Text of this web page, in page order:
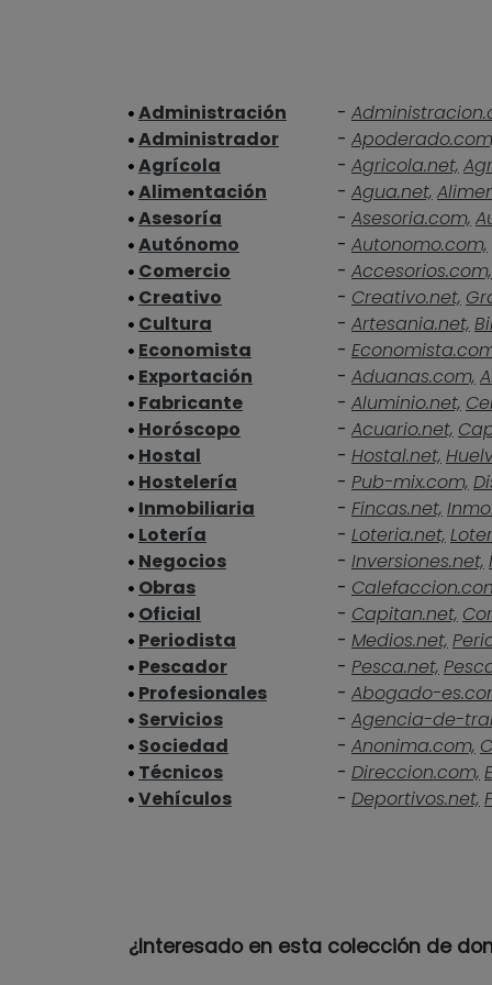
Administración -
Administrador
-
Agrícola
- Agricola.net,
Alimentación
- Agua.net,
Asesoría
- Asesoria.com,
Autónomo
- Autonomo.com,
Comercio
- Accesorios.com,
Creativo
- Creativo.net,
Cultura
- Artesania.net,
Economista
-
Exportación
- Aduanas.com,
Fabricante
- Aluminio.net,
Horóscopo
- Acuario.net,
Hostal
- Hostal.net,
Hostelería
- Pub-mix.com,
Inmobiliaria
- Fincas.net,
Lotería
- Loteria.net,
Negocios
- Inversiones.net,
Obras
-
Oficial
- Capitan.net,
Periodista
- Medios.net,
Pescador
- Pesca.net,
Profesionales
- Abogado-
Servicios
- Agencia-de-
Sociedad
- Anonima.com,
Técnicos
- Direccion.com,
Vehículos
- Deportivos.net,
¿Interesado en esta colección de